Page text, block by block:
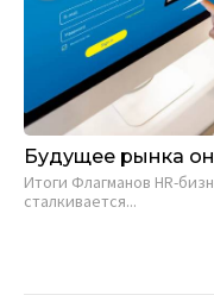
Будущее рынка
Итоги Флагманов HR-
сталкивается...